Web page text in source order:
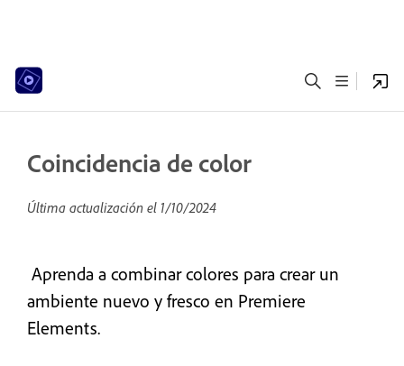
Coincidencia de color
Última actualización el 1/10/2024
Aprenda a combinar colores para crear un
ambiente nuevo y fresco en Premiere
Elements.